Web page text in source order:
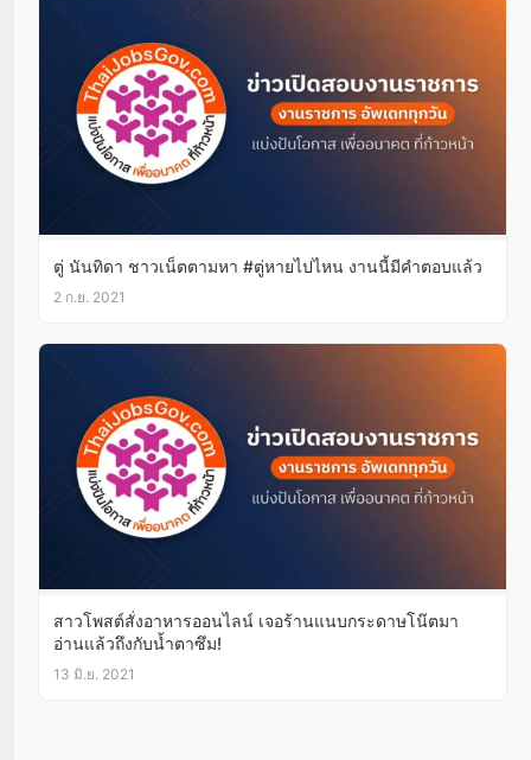
ตู่ นันทิดา ชาวเน็ตตามหา #ตู่หายไปไหน งานนี้มีคำตอบแล้ว
2 ก.ย. 2021
สาวโพสต์สั่งอาหารออนไลน์ เจอร้านแนบกระดาษโน๊ตมา
อ่านแล้วถึงกับน้ำตาซึม!
13 มิ.ย. 2021